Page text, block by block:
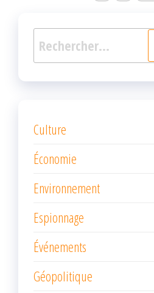
articles
Rechercher :
Culture
Économie
Environnement
Espionnage
Événements
Géopolitique